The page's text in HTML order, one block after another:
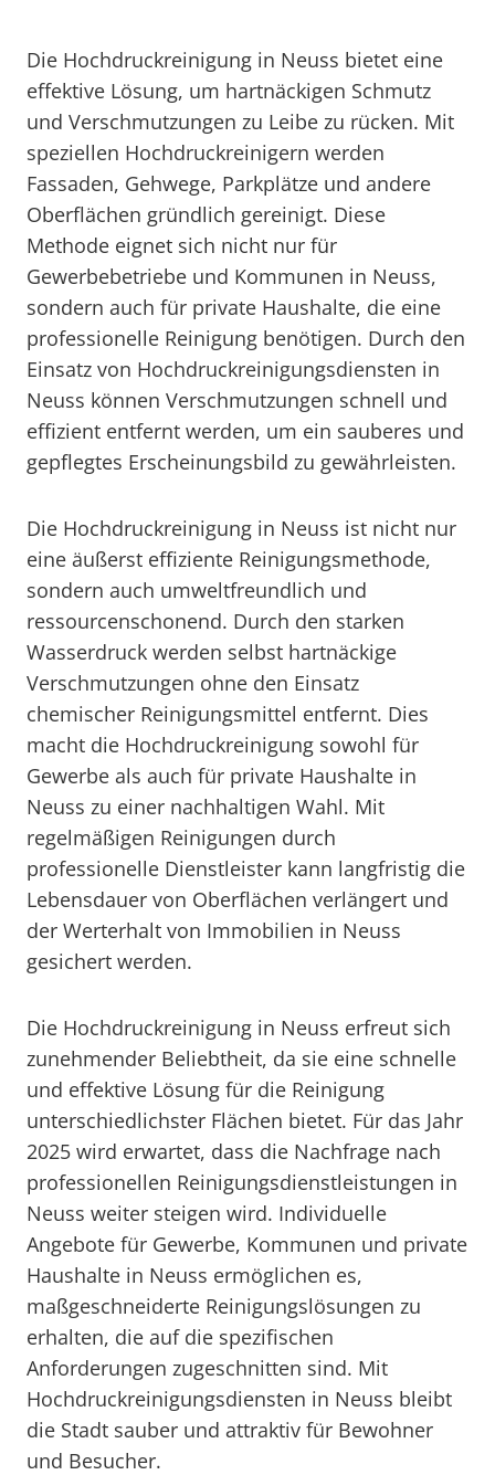
Die Hochdruckreinigung in Neuss bietet eine
effektive Lösung, um hartnäckigen Schmutz
und Verschmutzungen zu Leibe zu rücken. Mit
speziellen Hochdruckreinigern werden
Fassaden, Gehwege, Parkplätze und andere
Oberflächen gründlich gereinigt. Diese
Methode eignet sich nicht nur für
Gewerbebetriebe und Kommunen in Neuss,
sondern auch für private Haushalte, die eine
professionelle Reinigung benötigen. Durch den
Einsatz von Hochdruckreinigungsdiensten in
Neuss können Verschmutzungen schnell und
effizient entfernt werden, um ein sauberes und
gepflegtes Erscheinungsbild zu gewährleisten.
Die Hochdruckreinigung in Neuss ist nicht nur
eine äußerst effiziente Reinigungsmethode,
sondern auch umweltfreundlich und
ressourcenschonend. Durch den starken
Wasserdruck werden selbst hartnäckige
Verschmutzungen ohne den Einsatz
chemischer Reinigungsmittel entfernt. Dies
macht die Hochdruckreinigung sowohl für
Gewerbe als auch für private Haushalte in
Neuss zu einer nachhaltigen Wahl. Mit
regelmäßigen Reinigungen durch
professionelle Dienstleister kann langfristig die
Lebensdauer von Oberflächen verlängert und
der Werterhalt von Immobilien in Neuss
gesichert werden.
Die Hochdruckreinigung in Neuss erfreut sich
zunehmender Beliebtheit, da sie eine schnelle
und effektive Lösung für die Reinigung
unterschiedlichster Flächen bietet. Für das Jahr
2025 wird erwartet, dass die Nachfrage nach
professionellen Reinigungsdienstleistungen in
Neuss weiter steigen wird. Individuelle
Angebote für Gewerbe, Kommunen und private
Haushalte in Neuss ermöglichen es,
maßgeschneiderte Reinigungslösungen zu
erhalten, die auf die spezifischen
Anforderungen zugeschnitten sind. Mit
Hochdruckreinigungsdiensten in Neuss bleibt
die Stadt sauber und attraktiv für Bewohner
und Besucher.